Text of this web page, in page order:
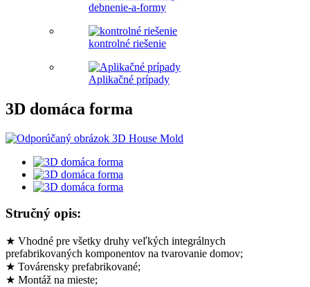
debnenie-a-formy
kontrolné riešenie
Aplikačné prípady
3D domáca forma
Stručný opis:
★ Vhodné pre všetky druhy veľkých integrálnych
prefabrikovaných komponentov na tvarovanie domov;
★ Továrensky prefabrikované;
★ Montáž na mieste;